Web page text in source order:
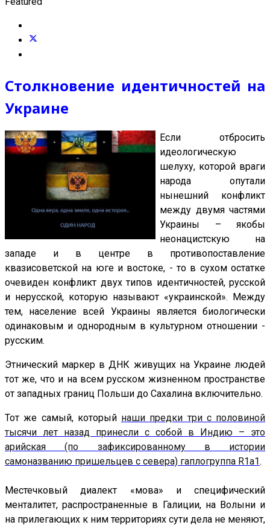
Столкновение идентичностей на
Украине
Если отбросить
идеологическую
шелуху, которой враги
народа опутали
нынешний конфликт
между двумя частями
Украины – якобы
неонацистскую на
западе и в центре в противопоставление
квазисоветской на юге и востоке, - то в сухом остатке
очевиден конфликт двух типов идентичностей, русской
и нерусской, которую называют «украинской». Между
тем, население всей Украины является биологически
одинаковым и однородным в культурном отношении -
русским.
Этнический маркер в ДНК живущих на Украине людей
тот же, что и на всем русском жизненном пространстве
от западных границ Польши до Сахалина включительно.
Тот же самый, который наши предки три с половиной
тысячи лет назад принесли с собой в Индию – это
арийская (по зафиксированному в истории
самоназванию пришельцев с севера) гаплогруппа R1a1.
Местечковый диалект «мова» и специфический
менталитет, распространенные в Галиции, на Волыни и
на прилегающих к ним территориях сути дела не меняют,